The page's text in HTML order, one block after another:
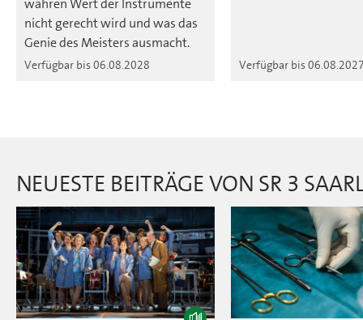
wahren Wert der Instrumente
nicht gerecht wird und was das
Genie des Meisters ausmacht.
Verfügbar bis 06.08.2028 Verfügbar bis
NEUESTE BEITRÄGE VON SR 3